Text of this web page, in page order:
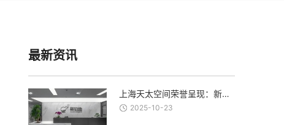
最新资讯
上海天太空间荣誉呈现：新泊地4500㎡总部科研办公一体化空间圆满交付
2025-10-23